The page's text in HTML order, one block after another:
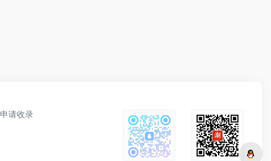
申请收录